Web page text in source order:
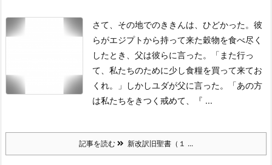
さて、その地でのききんは、ひどかった。 彼
らがエジプトから持って来た穀物を食べ尽く
したとき、父は彼らに言った。「また行っ
て、私たちのために少し食糧を買って来てお
くれ。」
しかしユダが父に言った。「あの方
は私たちをきつく戒めて、『 ...
記事を読む 新改訳旧聖書（１ ...